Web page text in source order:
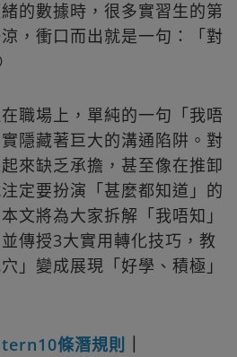
的數據時，很多實習生的第
，衝口而出就是一句：「對
職場上，單純的一句「我唔
隱藏著巨大的溝通陷阱。對
來缺乏承擔，甚至像在推卸
定要扮演「甚麼都知道」的
文將為大家拆解「我唔知」
傳授3大實用轉化技巧，教
」變成展現「好學、積極」
條潛規則